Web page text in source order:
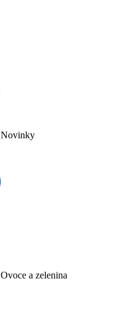
Novinky
Ovoce a zelenina